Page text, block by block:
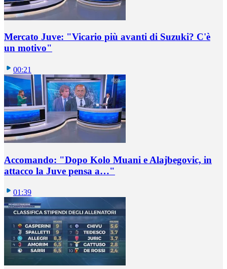
Mercato Juve: "Vicario più avanti di Suzuki? C'è
un motivo"
00:21
Accomando: "Dopo Kolo Muani e Alajbegovic, in
attacco la Juve pensa a…"
01:39